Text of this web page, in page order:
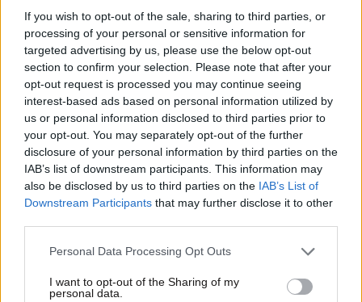
If you wish to opt-out of the sale, sharing to third parties, or
processing of your personal or sensitive information for
targeted advertising by us, please use the below opt-out
section to confirm your selection. Please note that after your
opt-out request is processed you may continue seeing
interest-based ads based on personal information utilized by
us or personal information disclosed to third parties prior to
your opt-out. You may separately opt-out of the further
disclosure of your personal information by third parties on the
IAB’s list of downstream participants. This information may
also be disclosed by us to third parties on the IAB’s List of
Downstream Participants that may further disclose it to other
Please note that this website/app uses one or more Google
not limited to your visit or usage behaviour. You may click to
grant or deny consent to Google and its third-party tags to
Personal Data Processing Opt Outs
I want to opt-out of the Sharing of my
personal data.
Διαβάστε και ακολουθήστε τους κανόνες σχολιασμού
ΠΡΟΣΘΗΚΗ
TRENDING